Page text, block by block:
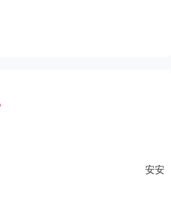
はいなく、40代後半のママ
し上手な方で、巨乳で肌の
が、店内の施設は部屋が狭
た。天井が開放的でカーテ
たので、気兼ねなく過ごせま
セラピストを期待しなけれ
す。自分も再訪したいと考
はいいかも。
安安